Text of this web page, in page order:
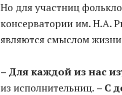
Но для участниц
консерватории им. Н.А.
являются смыслом
– Для каждой из нас
из исполнительниц. – С